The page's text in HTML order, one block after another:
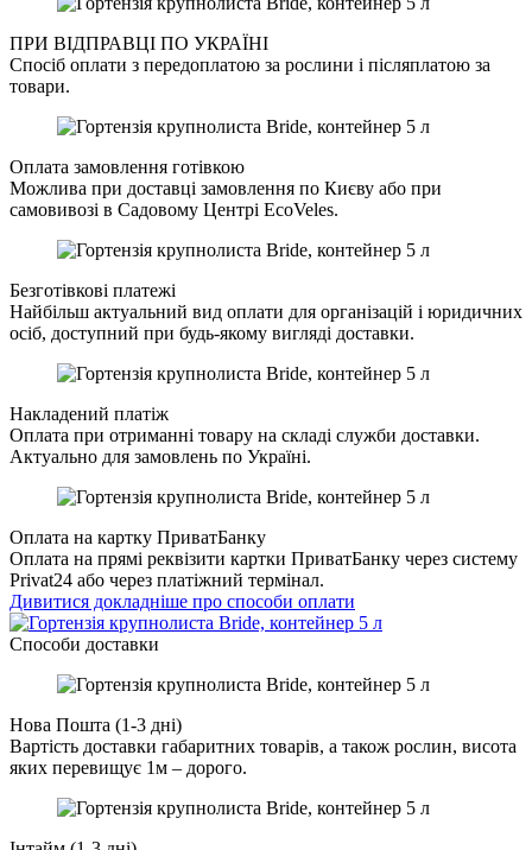
ПРИ ВІДПРАВЦІ ПО УКРАЇНІ
Спосіб оплати з передоплатою за рослини і післяплатою за
товари.
Оплата замовлення готівкою
Можлива при доставці замовлення по Києву або при
самовивозі в Садовому Центрі EcoVeles.
Безготівкові платежі
Найбільш актуальний вид оплати для організацій і юридичних
осіб, доступний при будь-якому вигляді доставки.
Накладений платіж
Оплата при отриманні товару на складі служби доставки.
Актуально для замовлень по Україні.
Оплата на картку ПриватБанку
Оплата на прямі реквізити картки ПриватБанку через систему
Privat24 або через платіжний термінал.
Дивитися докладніше про способи оплати
Cпособи доставки
Нова Пошта (1-3 дні)
Вартість доставки габаритних товарів, а також рослин, висота
яких перевищує 1м – дорого.